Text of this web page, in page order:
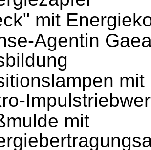
mit
Agentin
mit